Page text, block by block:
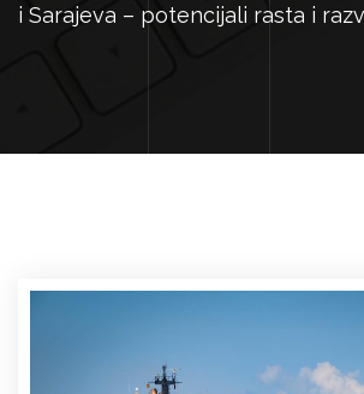
i Sarajeva – potencijali rasta i